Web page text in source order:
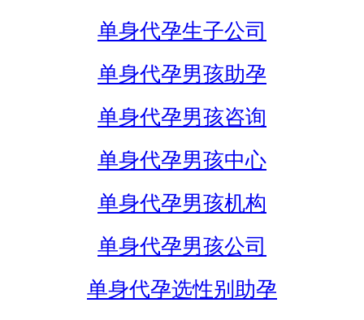
单身代孕生子公司
单身代孕男孩助孕
单身代孕男孩咨询
单身代孕男孩中心
单身代孕男孩机构
单身代孕男孩公司
单身代孕选性别助孕